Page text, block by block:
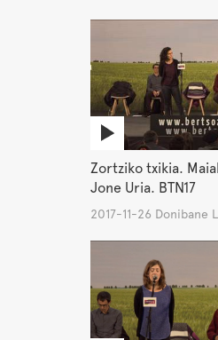
Zortziko txikia.
Jone Uria. BTN17
2017-11-26 Donibane